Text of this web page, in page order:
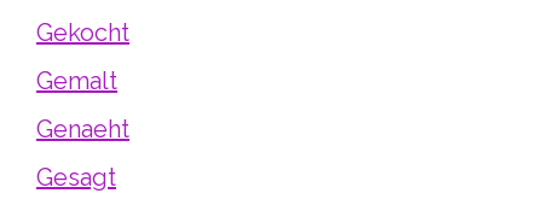
Gekocht
Gemalt
Genaeht
Gesagt